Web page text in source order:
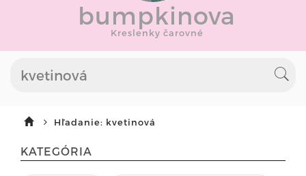
bumpkinova
Kreslenky čarovné
Hľadanie: kvetinová
KATEGÓRIA